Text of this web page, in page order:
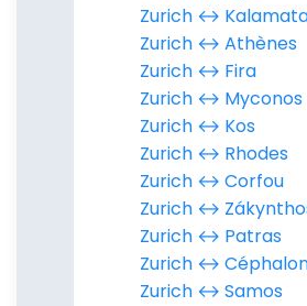
Zurich ↔︎
Zurich ↔︎ Athènes
Zurich ↔︎ Fira
Zurich ↔︎ Myconos
Zurich ↔︎ Kos
Zurich ↔︎ Rhodes
Zurich ↔︎ Corfou
Zurich ↔︎
Zurich ↔︎ Patras
Zurich ↔︎
Zurich ↔︎ Samos